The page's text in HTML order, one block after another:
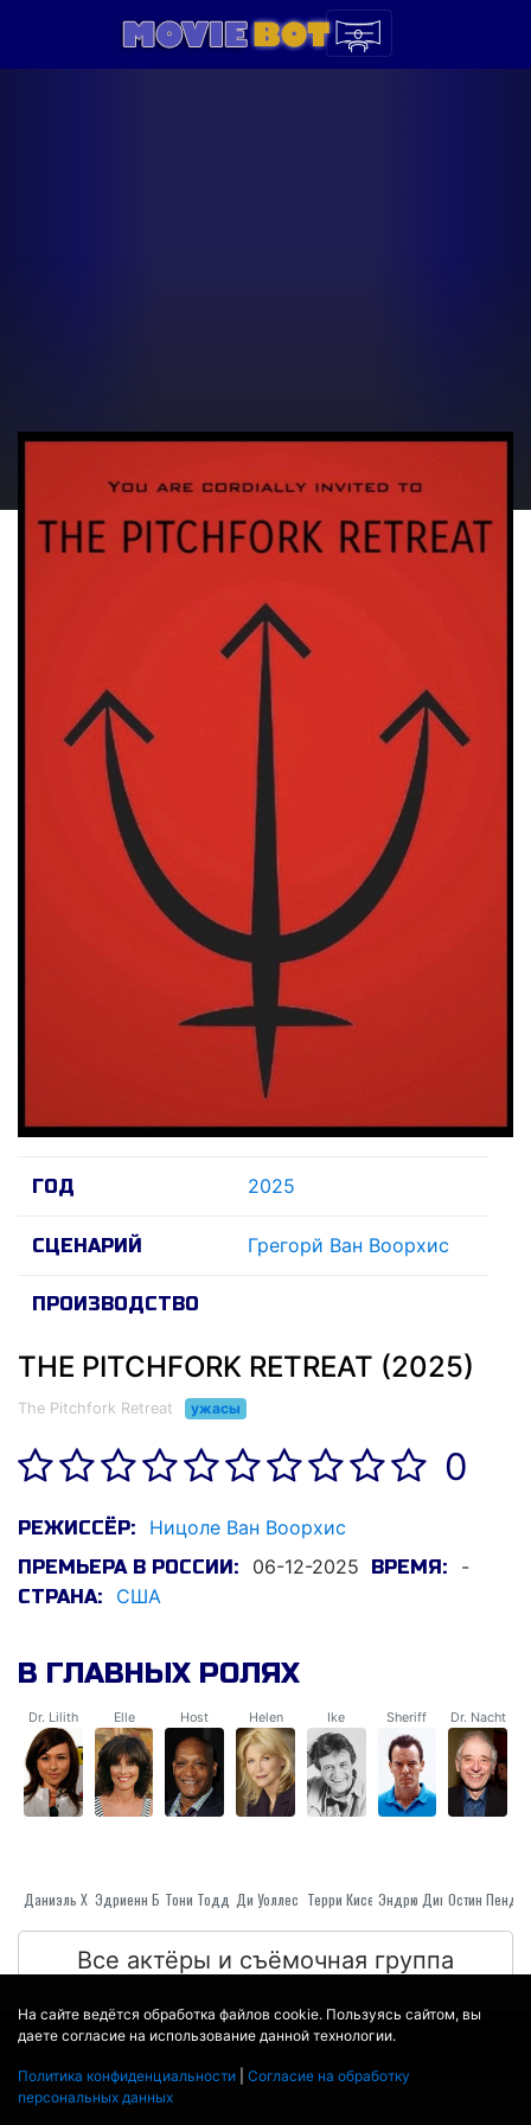
На сайте ведётся обработка файлов cookie. Пользуясь сайтом, вы
даете согласие на использование данной технологии.
Политика конфиденциальности
Согласие на обработку
персональных данных
ГОД 2025
СЦЕНАРИЙ Грегорй Ван Воорхис
ПРОИЗВОДСТВО
THE PITCHFORK RETREAT (2025)
The Pitchfork Retreat ужасы
0
РЕЖИССЁР: Ницоле Ван Воорхис
ПРЕМЬЕРА В РОССИИ: 06-12-2025 ВРЕМЯ: -
СТРАНА: США
В ГЛАВНЫХ РОЛЯХ
Dr. Lilith
Даниэль Харрис
Elle
Эдриенн Барбо
Host
Тони Тодд
Helen
Ди Уоллес
Ike
Терри Кисер
Sheriff
Эндрю Дивоффа
Dr. Nacht
Остин
Все актёры и съёмочная группа
© 2017 - 2026 MOVIE
ДАННЫЕ ПРЕДОСТАВЛЕНЫ:
ПЕРЕВЕДЕНО СЕРВИСОМЯНДЕКС.ПЕРЕВОД
THEATER BY ICONDOTS FROM THE NOUN PROJECT